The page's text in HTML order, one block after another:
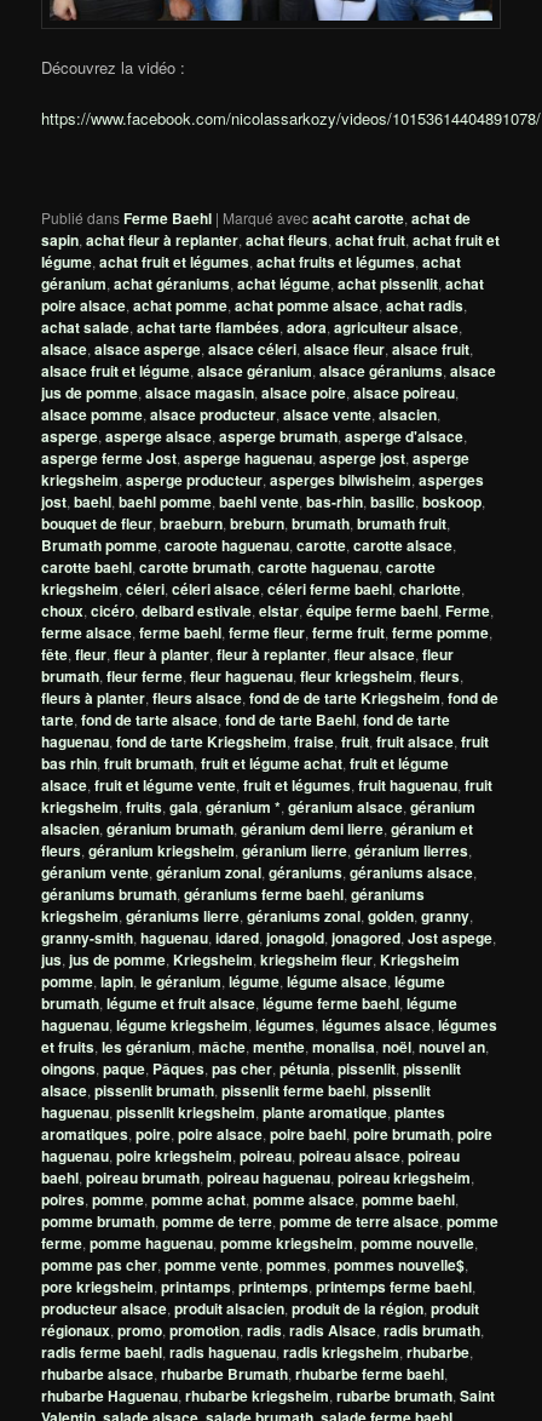
Découvrez la vidéo :
https://www.facebook.com/nicolassarkozy/videos/10153614404891078/
Publié dansFerme Baehl | Marqué avecacaht carotte,achat de
sapin,achat fleur à replanter,achat fleurs,achat fruit,achat fruit et
légume,achat fruit et légumes,achat fruits et légumes,achat
géranium,achat géraniums,achat légume,achat pissenlit,achat
poire alsace,achat pomme,achat pomme alsace,achat radis,
achat salade,achat tarte flambées,adora,agriculteur alsace,
alsace,alsace asperge,alsace céleri,alsace fleur,alsace fruit,
alsace fruit et légume,alsace géranium,alsace géraniums,alsace
jus de pomme,alsace magasin,alsace poire,alsace poireau,
alsace pomme,alsace producteur,alsace vente,alsacien,
asperge,asperge alsace,asperge brumath,asperge d'alsace,
asperge ferme Jost,asperge haguenau,asperge jost,asperge
kriegsheim,asperge producteur,asperges bilwisheim,asperges
jost,baehl,baehl pomme,baehl vente,bas-rhin,basilic,boskoop,
bouquet de fleur,braeburn,breburn,brumath,brumath fruit,
Brumath pomme,caroote haguenau,carotte,carotte alsace,
carotte baehl,carotte brumath,carotte haguenau,carotte
kriegsheim,céleri,céleri alsace,céleri ferme baehl,charlotte,
choux,cicéro,delbard estivale,elstar,équipe ferme baehl,Ferme,
ferme alsace,ferme baehl,ferme fleur,ferme fruit,ferme pomme,
fête,fleur,fleur à planter,fleur à replanter,fleur alsace,fleur
brumath,fleur ferme,fleur haguenau,fleur kriegsheim,fleurs,
fleurs à planter,fleurs alsace,fond de de tarte Kriegsheim,fond de
tarte,fond de tarte alsace,fond de tarte Baehl,fond de tarte
haguenau,fond de tarte Kriegsheim,fraise,fruit,fruit alsace,fruit
bas rhin,fruit brumath,fruit et légume achat,fruit et légume
alsace,fruit et légume vente,fruit et légumes,fruit haguenau,fruit
kriegsheim,fruits,gala,géranium *,géranium alsace,géranium
alsacien,géranium brumath,géranium demi lierre,géranium et
fleurs,géranium kriegsheim,géranium lierre,géranium lierres,
géranium vente,géranium zonal,géraniums,géraniums alsace,
géraniums brumath,géraniums ferme baehl,géraniums
kriegsheim,géraniums lierre,géraniums zonal,golden,granny,
granny-smith,haguenau,idared,jonagold,jonagored,Jost aspege,
jus,jus de pomme,Kriegsheim,kriegsheim fleur,Kriegsheim
pomme,lapin,le géranium,légume,légume alsace,légume
brumath,légume et fruit alsace,légume ferme baehl,légume
haguenau,légume kriegsheim,légumes,légumes alsace,légumes
et fruits,les géranium,mâche,menthe,monalisa,noël,nouvel an,
oingons,paque, Pâques,pas cher,pétunia,pissenlit,pissenlit
alsace,pissenlit brumath,pissenlit ferme baehl,pissenlit
haguenau,pissenlit kriegsheim,plante aromatique,plantes
aromatiques,poire,poire alsace,poire baehl,poire brumath,poire
haguenau,poire kriegsheim,poireau,poireau alsace,poireau
baehl,poireau brumath,poireau haguenau,poireau kriegsheim,
poires,pomme,pomme achat,pomme alsace,pomme baehl,
pomme brumath,pomme de terre,pomme de terre alsace,pomme
ferme,pomme haguenau,pomme kriegsheim,pomme nouvelle,
pomme pas cher,pomme vente,pommes,pommes nouvelle$,
pore kriegsheim,printamps,printemps,printemps ferme baehl,
producteur alsace,produit alsacien,produit de la région,produit
régionaux,promo,promotion,radis,radis Alsace,radis brumath,
radis ferme baehl,radis haguenau,radis kriegsheim,rhubarbe,
rhubarbe alsace,rhubarbe Brumath,rhubarbe ferme baehl,
rhubarbe Haguenau,rhubarbe kriegsheim,rubarbe brumath,Saint